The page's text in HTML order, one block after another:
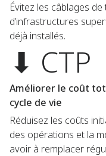
Évitez les câblages
d’infrastructures
déjà installés.
⬇ CTP
Améliorer le coût
cycle de vie
Réduisez les coûts
des opérations et la
avoir à remplacer